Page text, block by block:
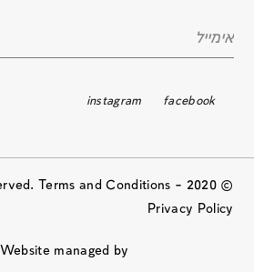
facebook
instagram
© 2020 All Rights Reserved. Terms and Conditions –
Privacy Policy
Website managed by